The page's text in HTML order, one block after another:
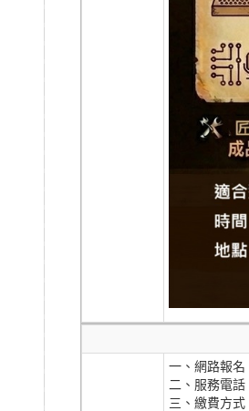
一、網路報名
二、服務電話
三、繳費方